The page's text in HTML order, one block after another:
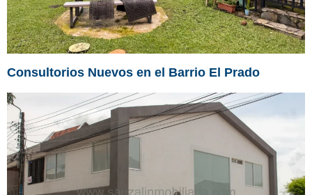
Consultorios Nuevos en el Barrio El Prado